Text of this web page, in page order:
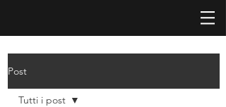
Post
Tutti i post